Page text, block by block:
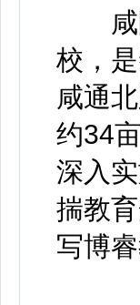
咸阳
校，
咸通
约34
深入
揣教
写博